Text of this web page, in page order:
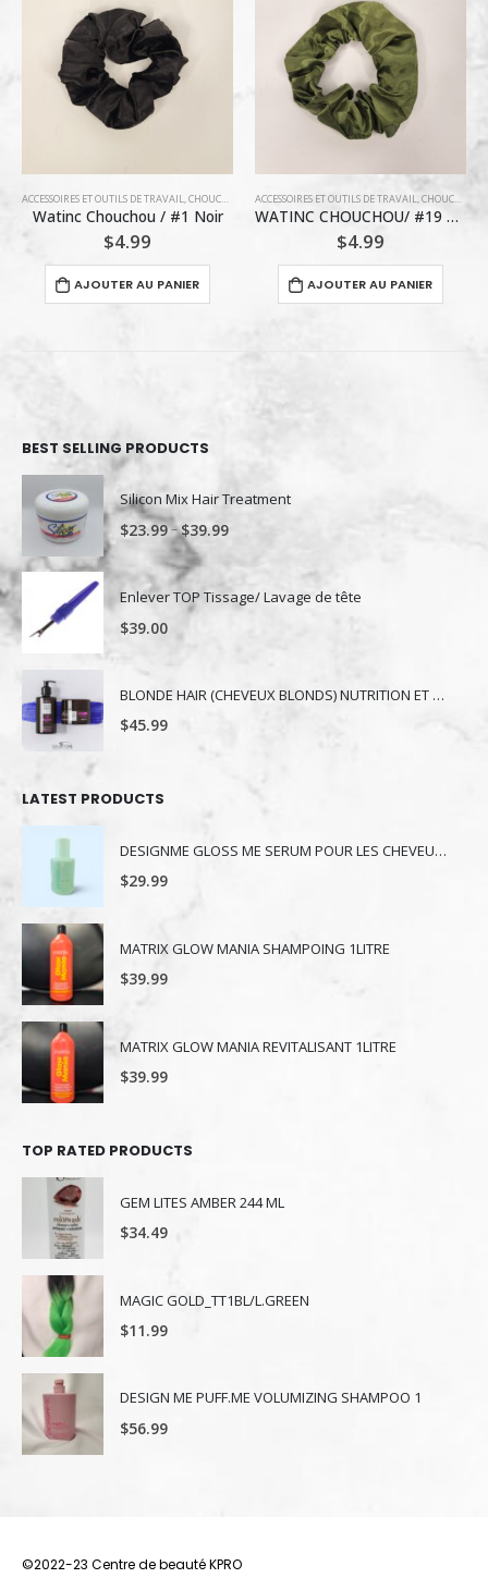
ACCESSOIRES ET OUTILS DE TRAVAIL CHOUCHOU
WATINC CHOUCHOU/ #19 VERT MÉLÈZE TANIA
$4.99
AJOUTER AU PANIER
ACCESSOIRES ET OUTILS DE TRAVAIL COIFFURE
WET BRUSH-PRO /purple /WET BRUSH PRO BROSSE DEMELANTGE SHINE
$19.99
AJOUTER AU PANIER
BEST SELLING PRODUCTS
Silicon Mix Hair Treatment
$23.99–$39.99
Enlever TOP Tissage/ Lavage de tête
$39.00
BLONDE HAIR (CHEVEUX BLONDS) NUTRITION ET NUANCE
$45.99
LATEST PRODUCTS
DESIGNME GLOSS ME SERUM POUR LES CHEVEUX 80ML
$29.99
MATRIX GLOW MANIA SHAMPOING 1LITRE
$39.99
MATRIX GLOW MANIA REVITALISANT 1LITRE
$39.99
TOP RATED PRODUCTS
GEM LITES AMBER 244 ML
$34.49
MAGIC GOLD_TT1BL/L.GREEN
$11.99
DESIGN ME PUFF.ME VOLUMIZING SHAMPOO 1
$56.99
©2022-23 Centre de beauté KPRO